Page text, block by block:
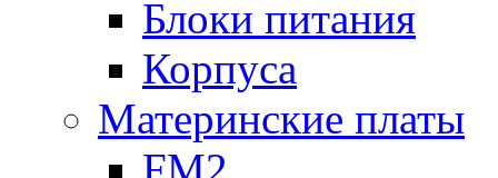
Блоки питания
Корпуса
Материнские платы
FM2